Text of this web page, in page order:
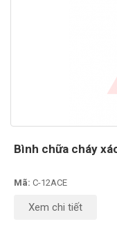
Bình chữa cháy
Mã: C-12ACE
Xem chi tiết